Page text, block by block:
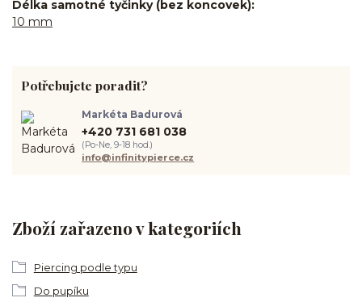
Délka samotné tyčinky (bez koncovek)
10 mm
Zboží zařazeno v kategoriích
Piercing podle typu
Do pupíku
Potřebujete poradit?
Markéta Badurová
+420 731 681 038
(Po-Ne, 9-18 hod.)
info@infinitypierce.cz